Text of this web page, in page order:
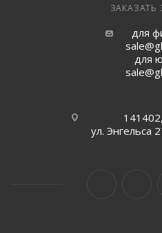
ЗАКАЗАТЬ
для
для
ул. Энгельса